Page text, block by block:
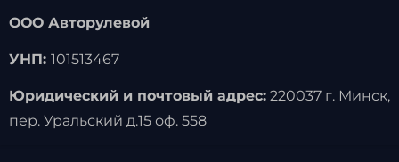
ООО Авторулевой
УНП: 101513467
Юридический и почтовый адрес:220037 г. Минск,
пер. Уральский д.15 оф. 558